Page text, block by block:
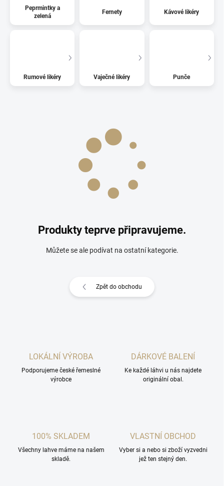
Peprmintky a
zelená
Fernety Kávové likéry
Rumové likéry Vaječné likéry Punče
Produkty teprve připravujeme.
Můžete se ale podívat na ostatní kategorie.
Zpět do obchodu
LOKÁLNÍ VÝROBA
Podporujeme české řemeslné
výrobce
DÁRKOVÉ BALENÍ
Ke každé láhvi u nás najdete
originální obal.
100% SKLADEM
Všechny lahve máme na našem
skladě.
VLASTNÍ OBCHOD
Vyber si a nebo si zboží vyzvedni
jež ten stejný den.